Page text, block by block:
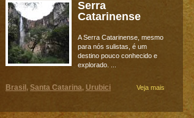
Serra
Catarinense
A Serra Catarinense, mesmo
para nós sulistas, é um
destino pouco conhecido e
explorado. ...
Veja mais
Brasil , Santa Catarina, Urubici